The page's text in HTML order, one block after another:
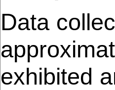
Data
exhibited